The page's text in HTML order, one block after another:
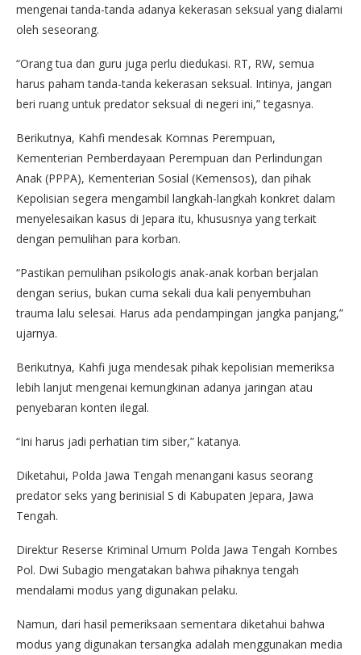
mengenai tanda-tanda adanya kekerasan seksual yang dialami
oleh seseorang.
“Orang tua dan guru juga perlu diedukasi. RT, RW, semua
harus paham tanda-tanda kekerasan seksual. Intinya, jangan
beri ruang untuk predator seksual di negeri ini,” tegasnya.
Berikutnya, Kahfi mendesak Komnas Perempuan,
Kementerian Pemberdayaan Perempuan dan Perlindungan
Anak (PPPA), Kementerian Sosial (Kemensos), dan pihak
Kepolisian segera mengambil langkah-langkah konkret dalam
menyelesaikan kasus di Jepara itu, khususnya yang terkait
dengan pemulihan para korban.
“Pastikan pemulihan psikologis anak-anak korban berjalan
dengan serius, bukan cuma sekali dua kali penyembuhan
trauma lalu selesai. Harus ada pendampingan jangka panjang,”
ujarnya.
Berikutnya, Kahfi juga mendesak pihak kepolisian memeriksa
lebih lanjut mengenai kemungkinan adanya jaringan atau
penyebaran konten ilegal.
“Ini harus jadi perhatian tim siber,” katanya.
Diketahui, Polda Jawa Tengah menangani kasus seorang
predator seks yang berinisial S di Kabupaten Jepara, Jawa
Tengah.
Direktur Reserse Kriminal Umum Polda Jawa Tengah Kombes
Pol. Dwi Subagio mengatakan bahwa pihaknya tengah
mendalami modus yang digunakan pelaku.
Namun, dari hasil pemeriksaan sementara diketahui bahwa
modus yang digunakan tersangka adalah menggunakan media